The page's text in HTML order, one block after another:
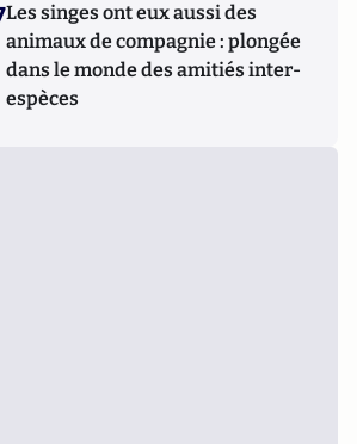
Les singes ont eux aussi des
animaux de compagnie : plongée
dans le monde des amitiés inter-
espèces